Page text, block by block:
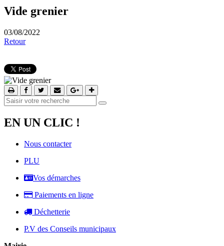
Vide grenier
03/08/2022
Retour
EN UN CLIC !
Nous contacter
PLU
Vos démarches
Paiements en ligne
Déchetterie
P.V des Conseils municipaux